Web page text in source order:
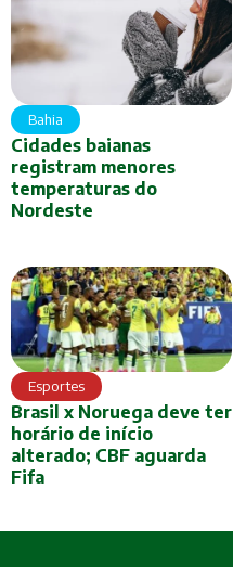
Bahia
Cidades baianas
registram menores
temperaturas do
Nordeste
Esportes
Brasil x Noruega deve ter
horário de início
alterado; CBF aguarda
Fifa